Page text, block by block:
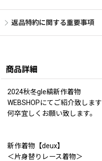
返品特約に関する重要事項
商品詳細
2024秋冬gle縞新作着物
WEBSHOPにてご紹介致します
何卒宜しくお願い致します。
新作着物【deux】
＜片身替りレース着物＞